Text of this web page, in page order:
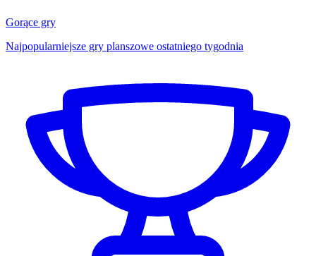
Gorące gry
Najpopularniejsze gry planszowe ostatniego tygodnia